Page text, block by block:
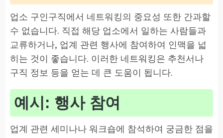
업소 구인구직에서 네트워킹의 중요성 또한 간과할
수 없습니다. 직접 해당 업소에서 일하는 사람들과
교류하거나, 업계 관련 행사에 참여하여 인맥을 넓
히는 것이 좋습니다. 이러한 네트워킹은 추천서나
구직 정보 등을 얻는 데 큰 도움이 됩니다.
예시: 행사 참여
업계 관련 세미나나 워크숍에 참석하여 궁금한 점을